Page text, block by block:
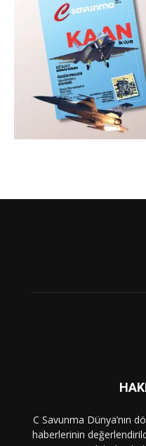
C Savunma Dünya’nın
haberlerinin